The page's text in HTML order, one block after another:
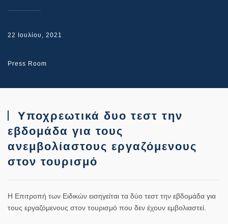
22 Ιουλίου, 2021
Press Room
Υποχρεωτικά δυο τεστ την
εβδομάδα για τους
ανεμβολίαστους εργαζόμενους
στον τουρισμό
Η Επιτροπή των Ειδικών εισηγείται τα δύο τεστ την εβδομάδα για
τους εργαζόμενους στον τουρισμό που δεν έχουν εμβολιαστεί.